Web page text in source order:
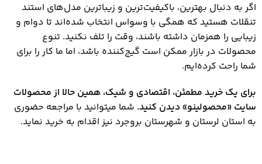
اگر به دنبال بهترین، باکیفیت‌ترین و زیباترین مدل‌های استند
تنقلات هستید که همگی با وسواس انتخاب شده‌اند تا دوام و
زیبایی را همزمان داشته باشند، وقت را تلف نکنید. تنوع
محصولات در بازار ممکن است گیج‌کننده باشد، اما ما کار را برای
شما راحت کرده‌ایم.
برای یک خرید مطمئن، اقتصادی و شیک، همین حالا از محصولات
سایت «محصولینو» دیدن کنید. شما میتوانید با مراجعه حضوری
به استان لرستان و شهرستان بروجرد نیز اقدام به خرید نماید.